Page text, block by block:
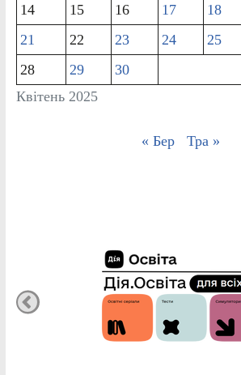
Квітень 2025
14
15 16 17 18
21
22 23 24 25
28
29 30
« Бер Тра »